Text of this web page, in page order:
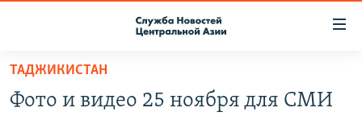
Вернуться
основному
ТАДЖИКИСТАН
Фото и видео 25 ноября для СМИ